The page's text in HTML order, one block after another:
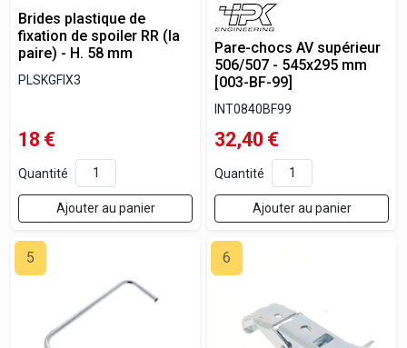
Brides plastique de
fixation de spoiler RR (la
paire) - H. 58 mm
PLSKGFIX3
18 €
Quantité
Ajouter au panier
Pare-chocs AV supérieur
506/507 - 545x295 mm
[003-BF-99]
INT0840BF99
32,40 €
Quantité
Ajouter au panier
5 6